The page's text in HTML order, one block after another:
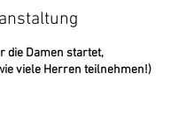
die Damen startet,
viele Herren teilnehmen!)